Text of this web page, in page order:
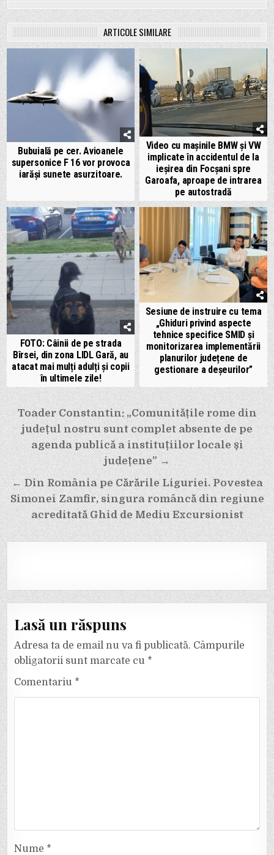
ARTICOLE SIMILARE
Bubuială pe cer. Avioanele
supersonice F 16 vor provoca
iarăși sunete asurzitoare.
Video cu mașinile BMW și VW
implicate în accidentul de la
ieșirea din Focșani spre
Garoafa, aproape de intrarea
pe autostradă
FOTO: Câinii de pe strada
Bîrsei, din zona LIDL Gară, au
atacat mai mulți adulți și copii
în ultimele zile!
Sesiune de instruire cu tema
„Ghiduri privind aspecte
tehnice specifice SMID și
monitorizarea implementării
planurilor județene de
gestionare a deșeurilor”
Navigare
în
articole
Toader Constantin: „Comunitățile rome din
județul nostru sunt complet absente de pe
agenda publică a instituțiilor locale și
județene” →
← Din România pe Cărările Liguriei. Povestea
Simonei Zamfir, singura româncă din regiune
acreditată Ghid de Mediu Excursionist
Lasă un răspuns
Adresa ta de email nu va fi publicată. Câmpurile
obligatorii sunt marcate cu *
Comentariu *
Nume *